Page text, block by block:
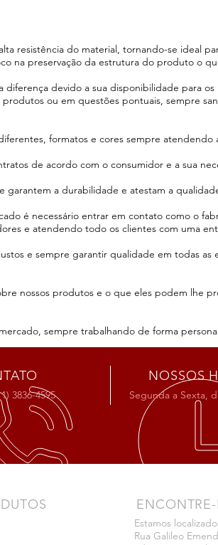
resistência do material, tornando-se ideal
na preservação da estrutura do produto o
devido a sua disponibilidade para os
ou em questões pontuais, sempre
formatos e cores sempre atendendo
de acordo com o consumidor e a sua
a durabilidade e atestam a
é necessário entrar em contato como o
e atendendo todo os clientes com uma
e sempre garantir qualidade em todas as
nossos produtos e o que eles podem lhe
sempre trabalhando de forma
NOSSOS
Segunda a Sexta,
3836-4595
Estamos
Rua Galileo